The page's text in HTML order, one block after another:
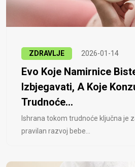
ZDRAVLJE 2026-01-14
Evo Koje Namirnice
Izbjegavati, A Koje
Trudnoće...
Ishrana tokom trudnoće ključna je
pravilan razvoj bebe...